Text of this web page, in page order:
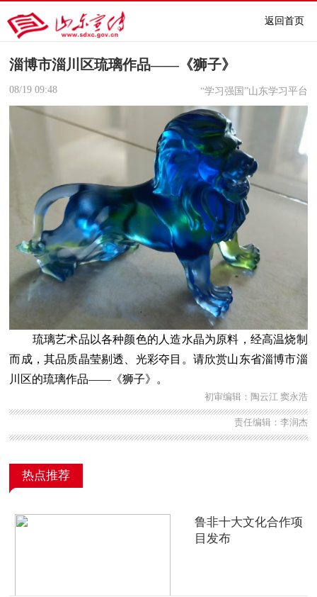
返回首页
淄博市淄川区琉璃作品——《狮子》
08/19 09:48 “学习强国”山东学习平台
琉璃艺术品以各种颜色的人造水晶为原料，经高温烧制
而成，其品质晶莹剔透、光彩夺目。请欣赏山东省淄博市淄
川区的琉璃作品——《狮子》。
初审编辑：陶云江 窦永浩
责任编辑：李润杰
热点推荐
鲁非十大文化合作项
目发布